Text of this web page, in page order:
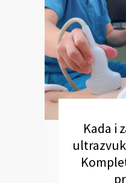
Kada i